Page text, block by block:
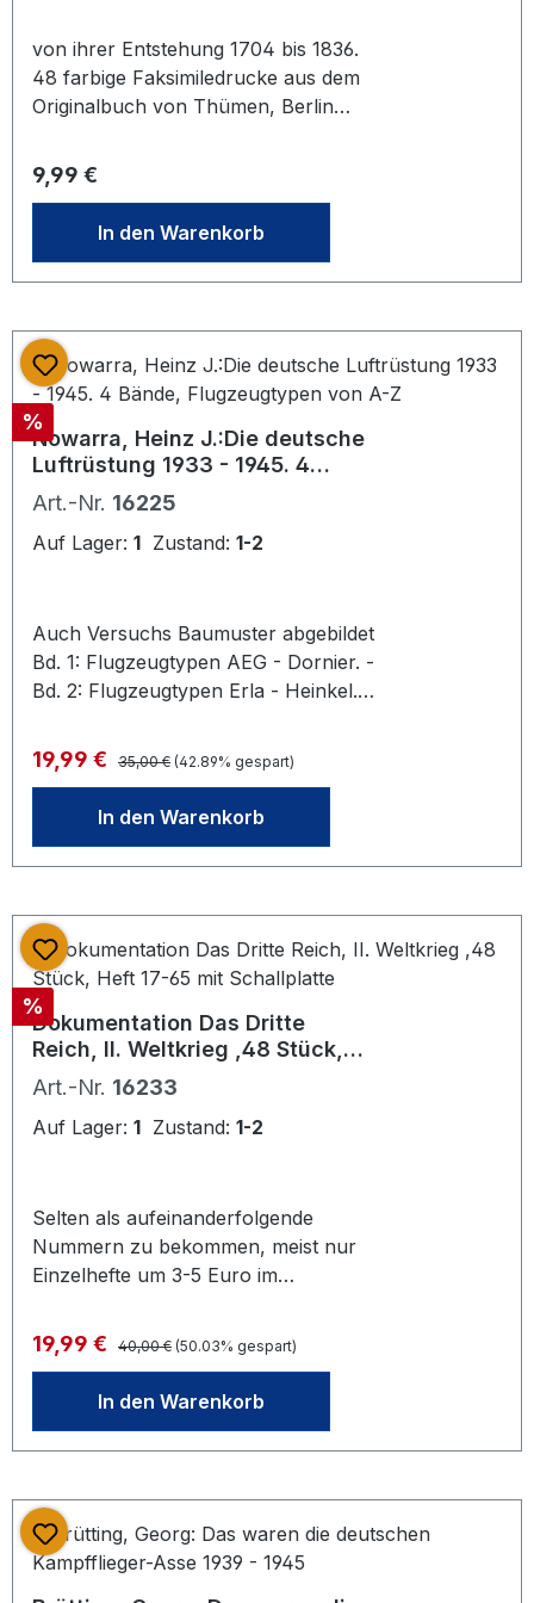
von ihrer Entstehung 1704 bis 1836.
48 farbige Faksimiledrucke aus dem
Originalbuch von Thümen, Berlin
Illustr. OPbd.
Regulärer Preis:
9,99 €
In den Warenkorb
Rabatt
%
Nowarra, Heinz J.:Die deutsche
Luftrüstung 1933 - 1945. 4
Bände, Flugzeugtypen von A-Z
Art.-Nr. 16225
Auf Lager: 1 Zustand: 1-2
Auch Versuchs Baumuster abgebildet
Bd. 1: Flugzeugtypen AEG - Dornier. -
Bd. 2: Flugzeugtypen Erla - Heinkel. -
Messerschmitt. - Bd. 4:
Flugzeugtypen MIAG - Zeppelin,
Flugkörper, Flugmotoren,
S.,280 S, 276 S. 174 S. mit jew. sehr
PU:Koblenz : Bernard und Graefe
Verkaufspreis:
19,99 € Regulärer Preis:
35,00 € (42.89% gespart)
In den Warenkorb
Rabatt
%
Dokumentation Das Dritte
Reich, II. Weltkrieg ,48 Stück,
Heft 17-65 mit Schallplatte
Art.-Nr. 16233
Auf Lager: 1 Zustand: 1-2
Selten als aufeinanderfolgende
Nummern zu bekommen, meist nur
Einzelhefte um 3-5 Euro im
interessante Texte und
zeitgenössiche Buntbilder/
Propagandafotos von deutschen
Reich, Zentner, Christian (Hg.):Das III.
Weltkrieg. - Zeitgeschehen in Wort,
Bild und Ton. Hamburg, John Jahr
Verlag, 1974. Alle Hefte durchgehend
Verkaufspreis:
19,99 € Regulärer Preis:
40,00 € (50.03% gespart)
In den Warenkorb